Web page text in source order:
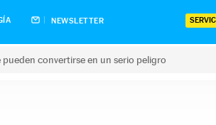
NEWSLETTER
pueden convertirse en un serio peligro